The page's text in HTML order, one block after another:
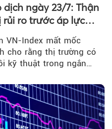
ngày 23/7: Thận
rủi ro trước áp lực
VN-Index mất mốc
cho rằng thị trường có
kỹ thuật trong ngắn